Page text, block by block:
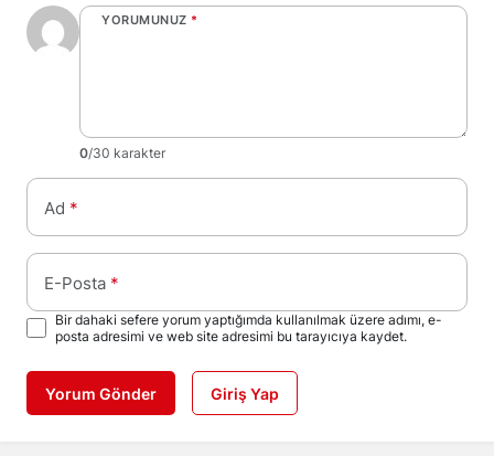
YORUMUNUZ *
0/30 karakter
Ad *
E-Posta *
Bir dahaki sefere yorum yaptığımda kullanılmak üzere adımı, e-
posta adresimi ve web site adresimi bu tarayıcıya kaydet.
Yorum Gönder Giriş Yap